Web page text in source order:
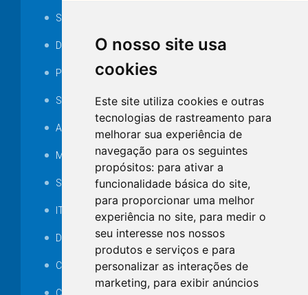
O nosso site usa
cookies
Este site utiliza cookies e outras
tecnologias de rastreamento para
melhorar sua experiência de
navegação para os seguintes
propósitos: para ativar a
funcionalidade básica do site,
para proporcionar uma melhor
experiência no site, para medir o
seu interesse nos nossos
produtos e serviços e para
personalizar as interações de
marketing, para exibir anúncios
Serviços ISS-E
Decretos
Portarias
SAMAE
Audiência pública
MANUTENÇÃO DE ILUMINAÇÃO PÚBLICA
Serviços Técnicos TI
ITR
Desapropriações
Catalogo Eletrônico de Padronização
Consórcios Municipais